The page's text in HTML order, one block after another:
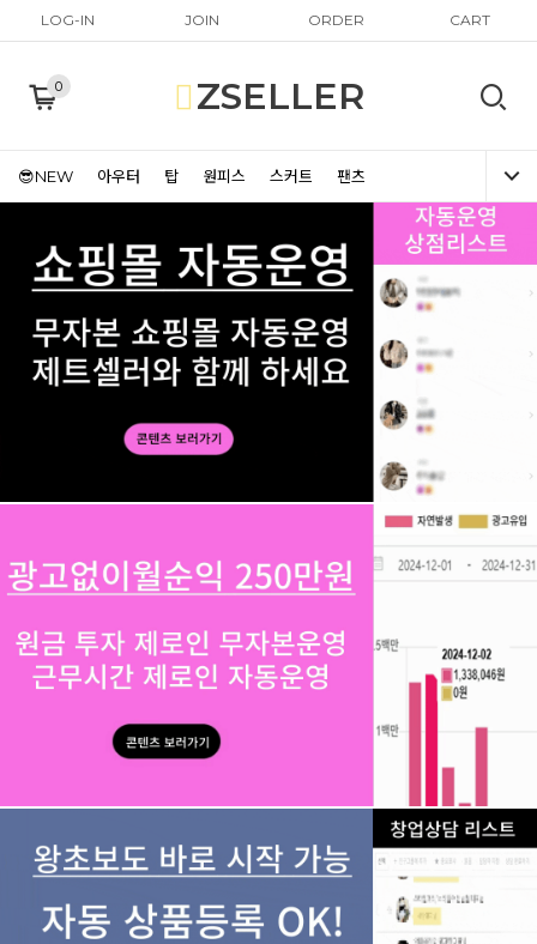
LOG-IN JOIN ORDER CART
0 ZSELLER
😎NEW 아우터 탑 원피스 스커트 팬츠